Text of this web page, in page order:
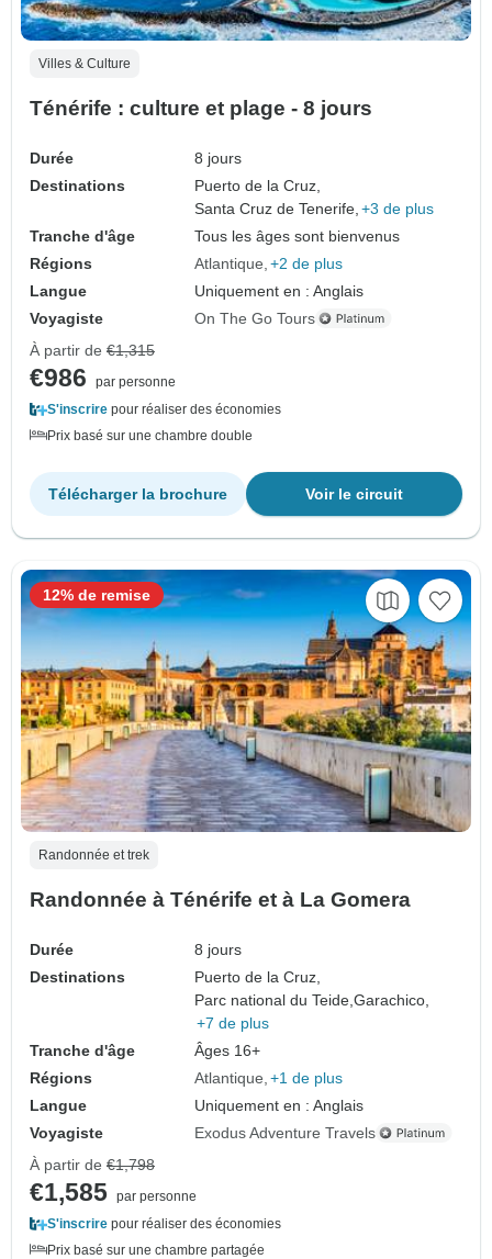
Villes & Culture
Ténérife : culture et plage - 8 jours
Durée
8 jours
Destinations
Puerto de la Cruz,
Santa Cruz de Tenerife, +3 de plus
Tranche d'âge
Tous les âges sont bienvenus
Régions
Atlantique +2 de plus
Langue
Uniquement en : Anglais
Voyagiste
On The Go Tours
À partir de €1,315
€986
par personne
S'inscrire pour réaliser des économies
Prix basé sur une chambre double
Voir le circuit
Télécharger la brochure
Randonnée et trek
Randonnée à Ténérife et à La Gomera
Durée
8 jours
Destinations
Puerto de la Cruz,
Parc national du Teide,Garachico,
+7 de plus
Tranche d'âge
Âges 16+
Régions
Atlantique +1 de plus
Langue
Uniquement en : Anglais
Voyagiste
Exodus Adventure Travels
12% de remise
À partir de €1,798
€1,585 par personne
S'inscrire pour réaliser des économies
Prix basé sur une chambre partagée